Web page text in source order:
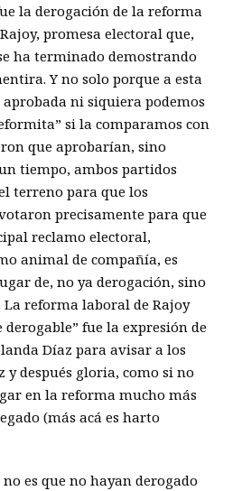
la derogación de la reforma
promesa electoral que,
ha terminado demostrando
Y no solo porque a esta
ni siquiera podemos
si la comparamos con
que aprobarían, sino
tiempo, ambos partidos
terreno para que los
precisamente para que
reclamo electoral,
animal de compañía, es
de, no ya derogación, sino
reforma laboral de Rajoy
derogable” fue la expresión de
Díaz para avisar a los
y después gloria, como si no
en la reforma mucho más
(más acá es harto
es que no hayan derogado